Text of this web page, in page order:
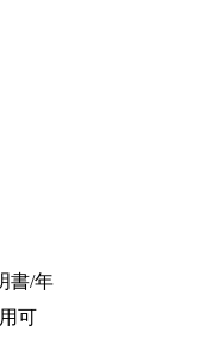
書/年
可
います。Certificate
ていました。今は一
り換えた甲斐がありま